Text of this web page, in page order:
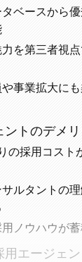
ベースから
を第三者視
事業拡大に
ントのデメ
の採用コスト
ルタントの
ノウハウが
用エージェ